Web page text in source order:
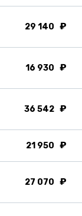
29 140
16 930
36 542
21 950
27 070